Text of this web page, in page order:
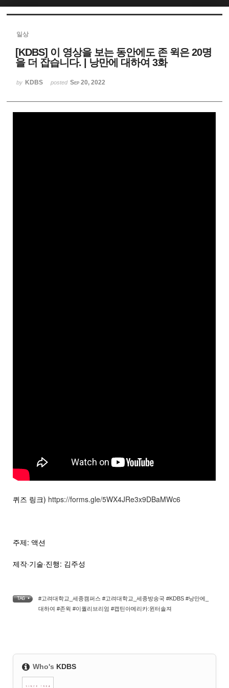
일상
[KDBS] 이 영상을 보는 동안에도 존 윅은 20명
을 더 잡습니다. | 낭만에 대하여 3화
by KDBS posted Sep 20, 2022
퀴즈 링크) https://forms.gle/5WX4JRe3x9DBaMWc6
주제: 액션
제작·기술·진행: 김주성
TAG •
#고려대학교_세종캠퍼스 #고려대학교_세종방송국 #KDBS #낭만에_
대하여 #존윅 #이퀄리브리엄 #캡틴아메리카:윈터솔져
Who's KDBS
Sketchbook5, 스케치북5
Sketchbook5, 스케치북5